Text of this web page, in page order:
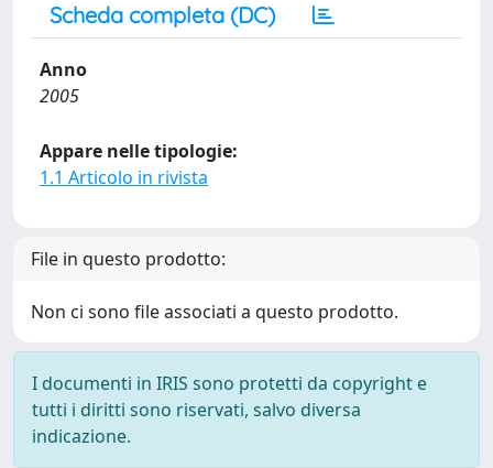
Scheda completa (DC)
Anno
2005
Appare nelle tipologie:
1.1 Articolo in rivista
File in questo prodotto:
Non ci sono file associati a questo prodotto.
I documenti in IRIS sono protetti da copyright e
tutti i diritti sono riservati, salvo diversa
indicazione.